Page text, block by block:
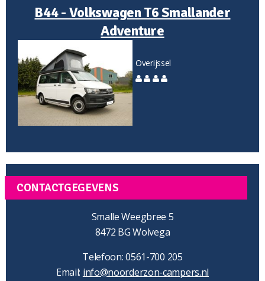
B44 - Volkswagen T6 Smallander
Adventure
Overijssel
CONTACTGEGEVENS
Smalle Weegbree 5
8472 BG Wolvega
Telefoon: 0561-700 205
Email: info@noorderzon-campers.nl